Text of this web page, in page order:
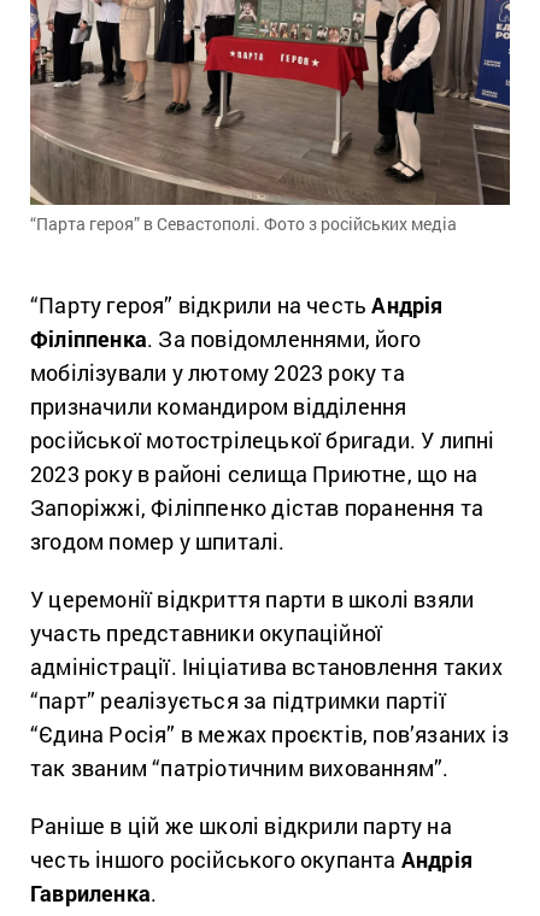
“Парта героя” в Севастополі. Фото з російських медіа
“Парту героя” відкрили на честьАндрія
Філіппенка. За повідомленнями, його
мобілізували у лютому 2023 року та
призначили командиром відділення
російської мотострілецької бригади. У липні
2023 року в районі селища Приютне, що на
Запоріжжі, Філіппенко дістав поранення та
згодом помер у шпиталі.
У церемонії відкриття парти в школі взяли
участь представники окупаційної
адміністрації. Ініціатива встановлення таких
“парт” реалізується за підтримки партії
“Єдина Росія” в межах проєктів, пов’язаних із
так званим “патріотичним вихованням”.
Раніше в цій же школі відкрили парту на
честь іншого російського окупанта Андрія
Гавриленка.